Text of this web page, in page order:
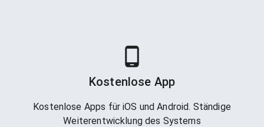
Kostenlose App
Kostenlose Apps für iOS und Android. Ständige
Weiterentwicklung des Systems